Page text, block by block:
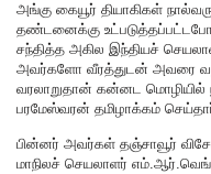
அங்கு கையூர் தியாகிகள்
தண்டனைக்கு
சந்தித்த அகில இந்தியச்
அவர்களோ வீரத்துடன் அவரை
வரலாறுதான் கன்னட மொழியில்
பரமேஸ்வரன் தமிழாக்கம்
பின்னர் அவர்கள் தஞ்சாவூர்
மாநிலச் செயலாளர்